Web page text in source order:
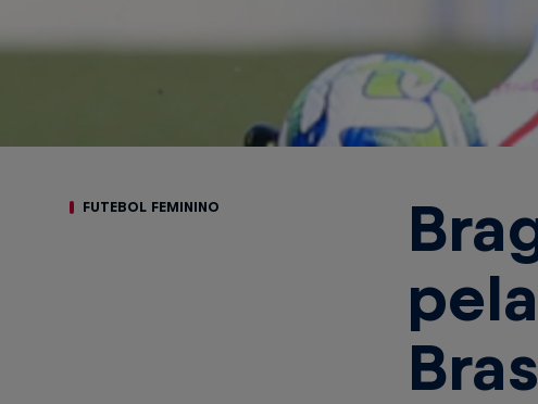
FUTEBOL FEMININO